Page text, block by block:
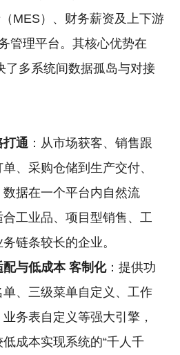
（MES）、财务薪资及上下游
管理平台。其核心优势在
了多系统间数据孤岛与对接
打通 ：从市场获客、销售跟
、采购仓储到生产交付、
数据在一个平台内自然流
工业品、项目型销售、工
链条较长的企业。
配与低成本 客制化：提供功
单、三级菜单自定义、工作
务表自定义等强大引擎，
成本实现系统的“千人千